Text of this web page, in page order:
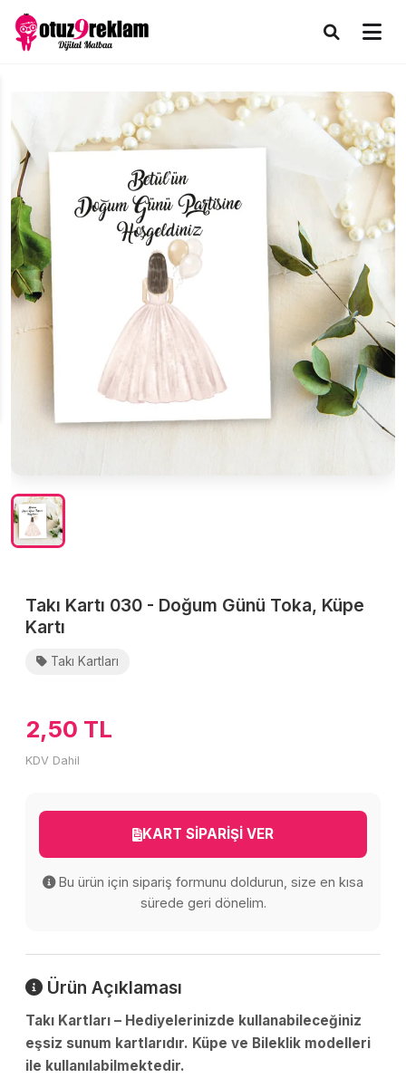
Takı Kartı 030 - Doğum Günü Toka, Küpe
Kartı
Takı Kartları
2,50 TL
KDV Dahil
KART SİPARİŞİ VER
Bu ürün için sipariş formunu doldurun, size en kısa
sürede geri dönelim.
Ürün Açıklaması
Takı Kartları – Hediyelerinizde kullanabileceğiniz
eşsiz sunum kartlarıdır. Küpe ve Bileklik modelleri
ile kullanılabilmektedir.